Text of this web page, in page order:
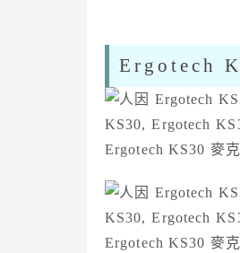
Ergotech